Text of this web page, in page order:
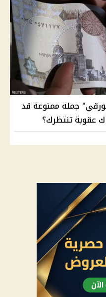
جملة ممنوعة قد
عقوبة تنتظرك؟